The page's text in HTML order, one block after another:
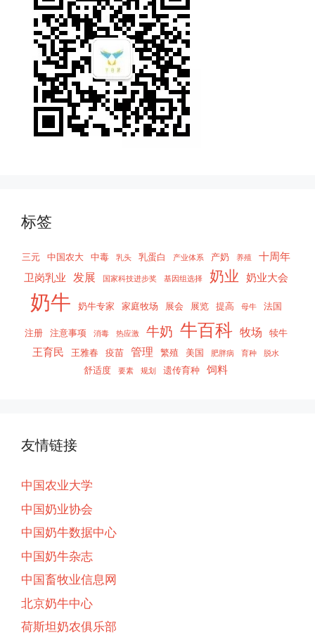
标签
三元 中国农大 中毒 乳头 乳蛋白 产业体系 产奶 养殖
十周年
卫岗乳业 发展 国家科技进步奖 基因组选择 奶业 奶业大会
奶牛 奶牛专家 家庭牧场 展会 展览 提高 母牛 法国
注册 注意事项 消毒 热应激 牛奶 牛百科 牧场 犊牛
王育民 王雅春 疫苗 管理 繁殖 美国 肥胖病 育种 脱水
舒适度 要素 规划 遗传育种 饲料
友情链接
中国农业大学
中国奶业协会
中国奶牛数据中心
中国奶牛杂志
中国畜牧业信息网
北京奶牛中心
荷斯坦奶农俱乐部